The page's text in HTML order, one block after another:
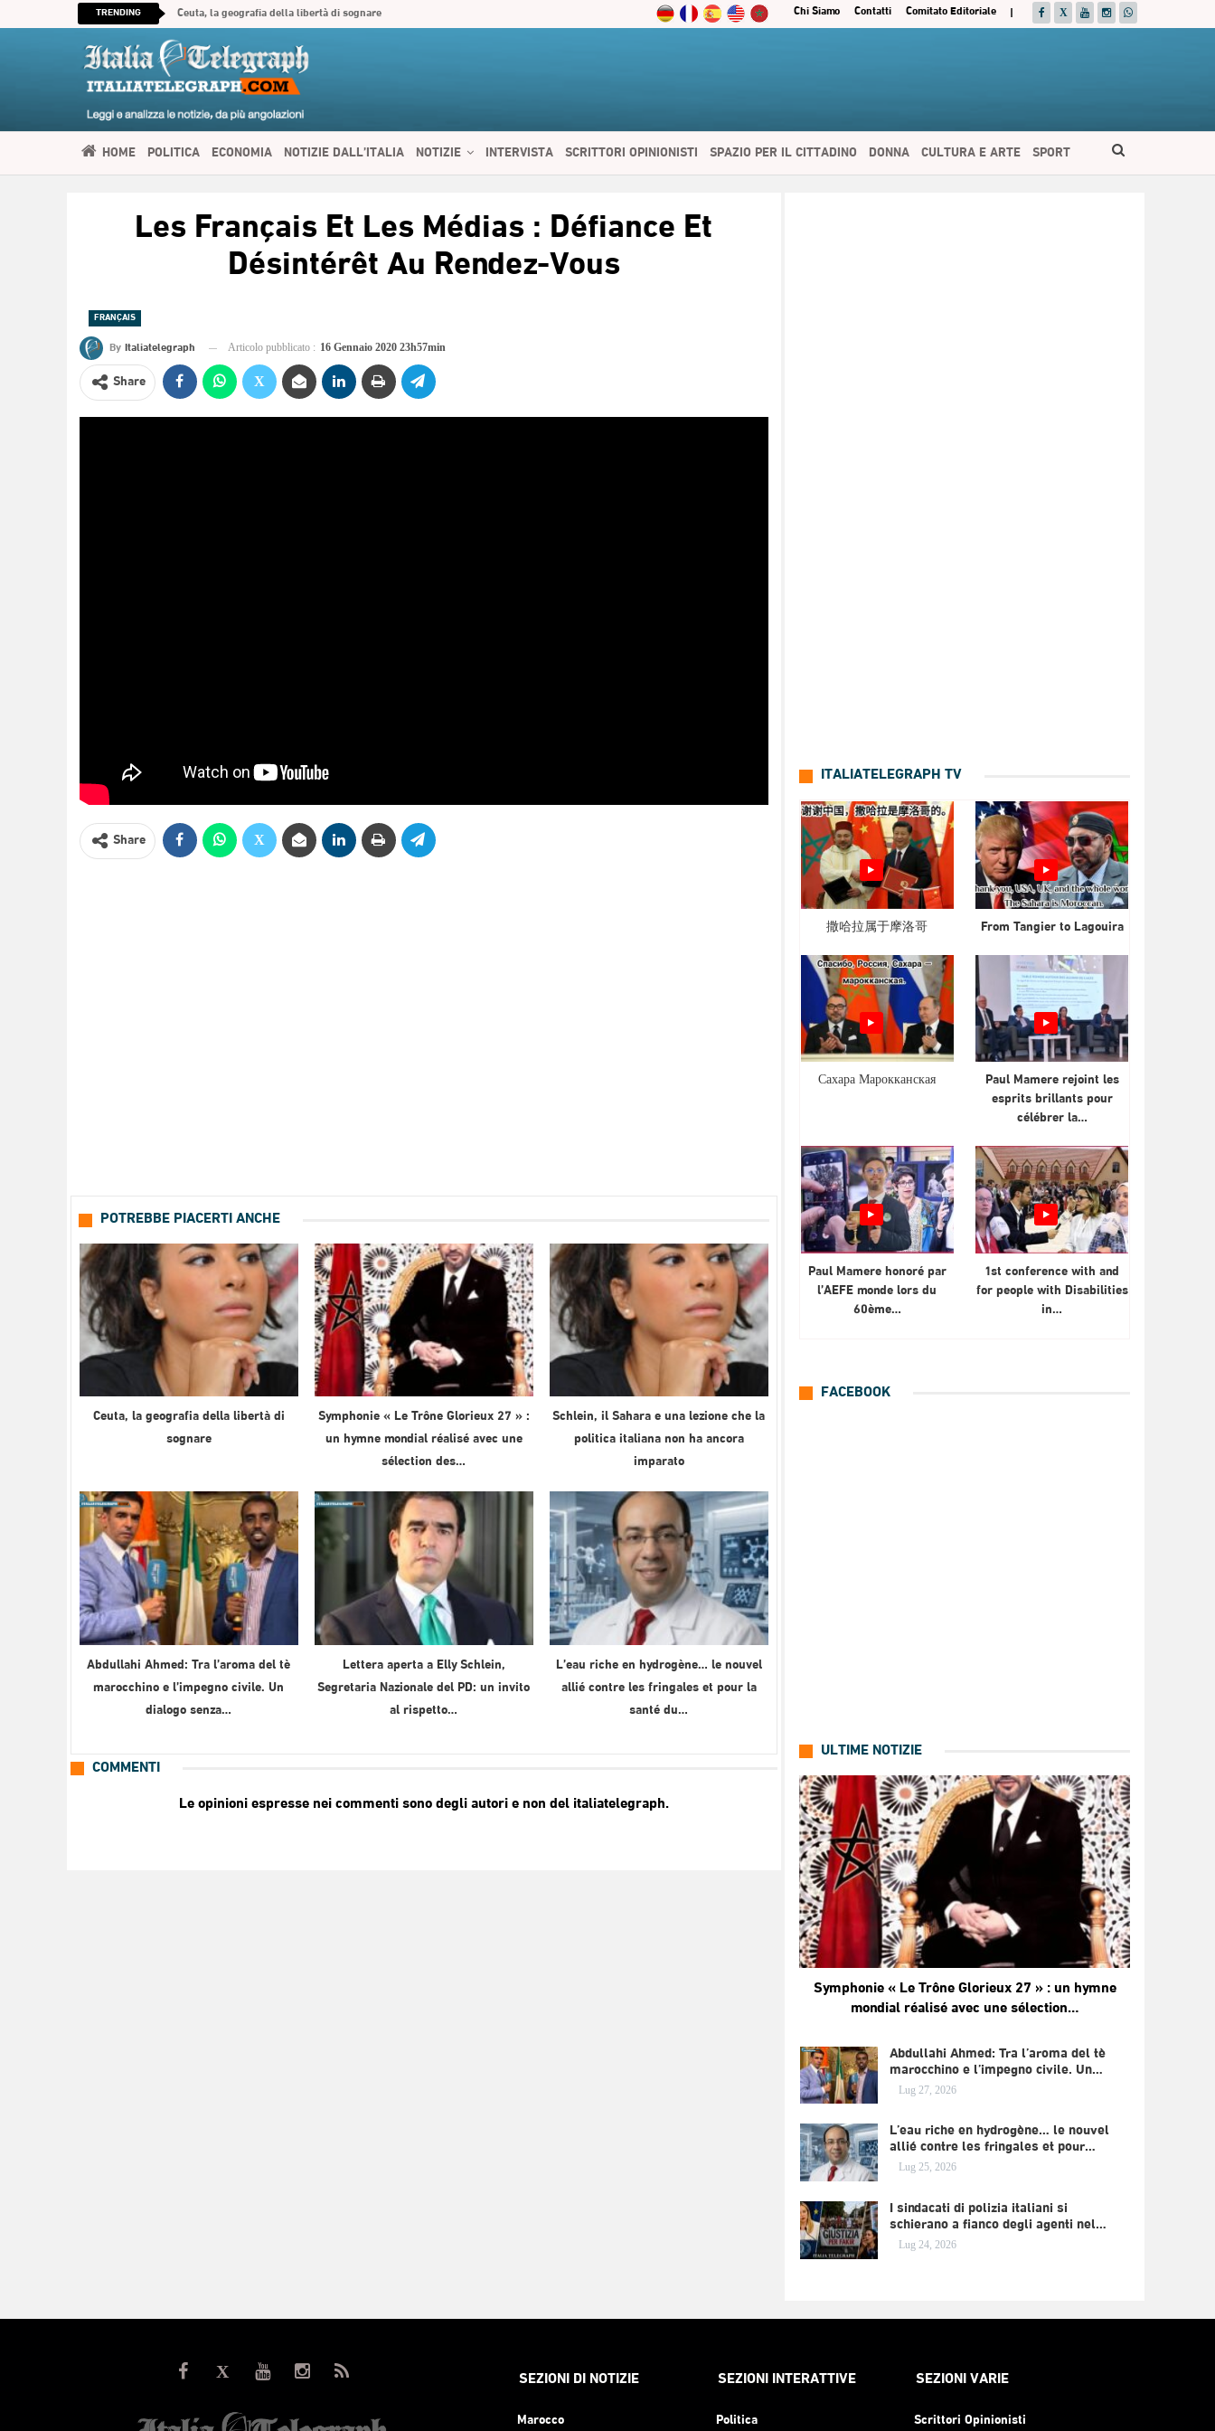
|
Comitato Editoriale
Contatti
Chi Siamo
TRENDING Ceuta, la geografia della libertà di sognare
HOME POLITICA ECONOMIA NOTIZIE DALL’ITALIA NOTIZIE INTERVISTA SCRITTORI OPINIONISTI SPAZIO PER IL CITTADINO DONNA CULTURA E ARTE SPORT
العربيةLes Français Et Les Médias : Défiance Et
Désintérêt Au Rendez-Vous
FRANÇAIS
By Italiatelegraph Articolo pubblicato : 16 Gennaio 2020 23h57min
Share
Share
POTREBBE PIACERTI ANCHE
Ceuta, la geografia della libertà di
sognare
Symphonie « Le Trône Glorieux 27 » :
un hymne mondial réalisé avec une
sélection des…
Schlein, il Sahara e una lezione che la
politica italiana non ha ancora
imparato
Abdullahi Ahmed: Tra l’aroma del tè
marocchino e l’impegno civile. Un
dialogo senza…
Lettera aperta a Elly Schlein,
Segretaria Nazionale del PD: un invito
al rispetto…
L’eau riche en hydrogène… le nouvel
allié contre les fringales et pour la
santé du…
COMMENTI
Le opinioni espresse nei commenti sono degli autori e non del italiatelegraph.
ITALIATELEGRAPH TV
撒哈拉属于摩洛哥 From Tangier to Lagouira
Сахара Марокканская
Paul Mamere rejoint les
esprits brillants pour
célébrer la…
Paul Mamere honoré par
l’AEFE monde lors du
60ème…
1st conference with and
for people with Disabilities
in…
FACEBOOK
ULTIME NOTIZIE
Symphonie « Le Trône Glorieux 27 » : un hymne
mondial réalisé avec une sélection…
Abdullahi Ahmed: Tra l’aroma del tè
marocchino e l’impegno civile. Un…
Lug 27, 2026
L’eau riche en hydrogène… le nouvel
allié contre les fringales et pour…
Lug 25, 2026
I sindacati di polizia italiani si
schierano a fianco degli agenti nel…
Lug 24, 2026
SEZIONI DI NOTIZIE
Marocco
SEZIONI INTERATTIVE
Politica
SEZIONI VARIE
Scrittori Opinionisti